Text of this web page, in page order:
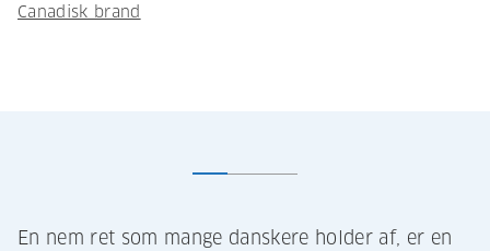
Canadisk brand
En nem ret som mange danskere holder af, er en